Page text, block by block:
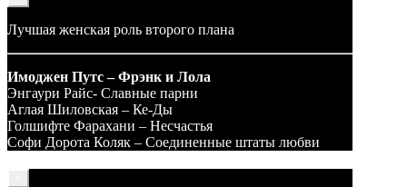
Лучшая женская роль второго плана
Имоджен Путс – Фрэнк и Лола
Энгаури Райс- Славные парни
Аглая Шиловская – Ке-Ды
Голшифте Фарахани – Несчастья
Софи Дорота Коляк – Соединенные штаты любви